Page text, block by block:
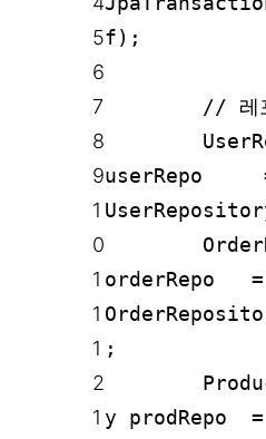
5
6
7
8
9
1
0
1
1
1
2
1
f);
// 레
userRepo
orderRepo =
;
y prodRepo =